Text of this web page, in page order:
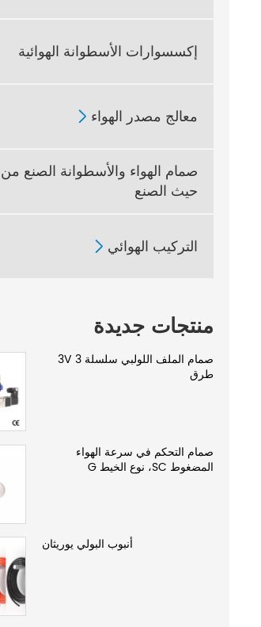
إكسسوارات الأسطوانة الهوائية
معالج مصدر الهواء 
صمام الهواء والأسطوانة الصنع من
حيث الصنع
التركيب الهوائي 
منتجات جديدة
صمام الملف اللولبي سلسلة 3V 3
طرق
صمام التحكم في سرعة الهواء
المضغوط SC، نوع الخيط G
أنبوب البولي يوريثان